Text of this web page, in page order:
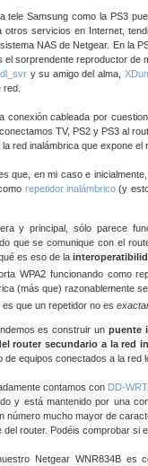
tele Samsung como la PS3
otros servicios en Internet,
NAS de Netgear. En la
el sorprendente reproductor de
y su amigo del alma,
conexión cableada por
TV, PS2 y PS3 al
red inalámbrica que expone el
que, en mi caso e
repetidor inalámbrico (y
y principal, sólo parece
que se comunique con el
es eso de la
WPA2 funcionando como
(más que) razonablemente
es que un repetidor no es
es construir unpuente
router secundario a la red
de equipos conectados a la red
contamos con DD-WRT
y está mantenido por una
número mucho mayor de
del router. Podéis comprobar si
Netgear WNR834B es